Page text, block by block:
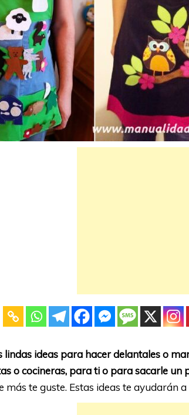
lindas ideas para hacer delantales o
o cocineras, para ti o para sacarle un
más te guste. Estas ideas te ayudarán